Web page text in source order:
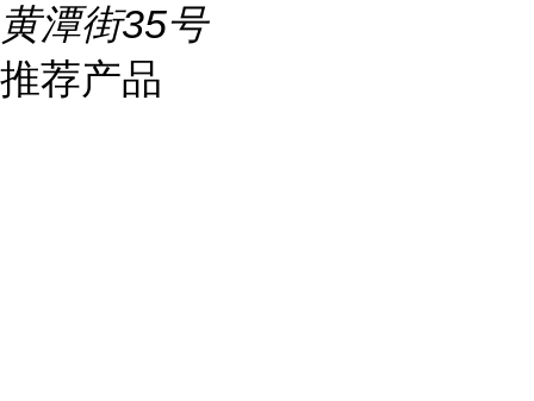
黄潭街35号
推荐产品